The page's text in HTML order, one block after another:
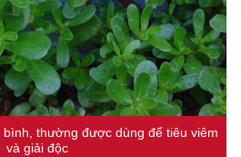
thường được dùng để tiêu viêm
và giải độc